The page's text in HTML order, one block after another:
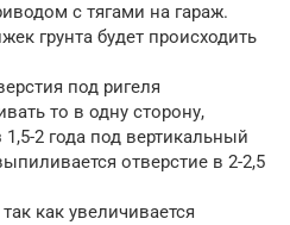
с тягами на гараж.
грунта будет происходить
под ригеля
то в одну сторону,
1,5-2 года под вертикальный
отверстие в 2-2,5
как увеличивается